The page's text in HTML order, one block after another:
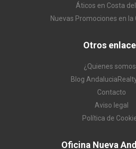
Áticos en Costa del
Nuevas Promociones en la
Otros
¿Quienes
Blog
Contacto
Aviso legal
Política de
Oficina Nueva